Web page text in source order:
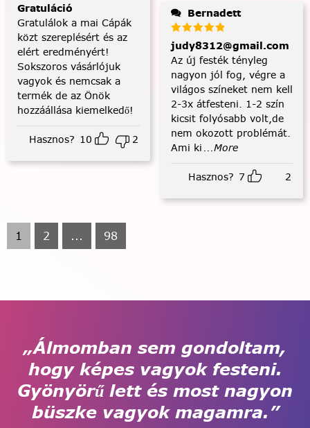
Gratuláció
Gratulálok a mai Cápák
közt szereplésért és az
elért eredményért!
Sokszoros vásárlójuk
vagyok és nemcsak a
termék de az Önök
hozzáállása kiemelkedő!
Hasznos? 10 2
Bernadett
judy8312@gmail.com
Az új festék tényleg
nagyon jól fog, végre a
világos színeket nem kell
2-3x átfesteni. 1-2 szín
kicsit folyósabb volt,de
nem okozott problémát.
Ami ki ...More
Hasznos? 7 2
1 2 ... 98
„Álmomban sem gondoltam,
hogy képes vagyok festeni.
Gyönyörű lett és most nagyon
büszke vagyok magamra.”